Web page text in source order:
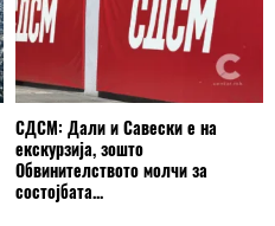
СДСМ: Дали и Савески е на
екскурзија, зошто
Обвинителството молчи за
состојбата...